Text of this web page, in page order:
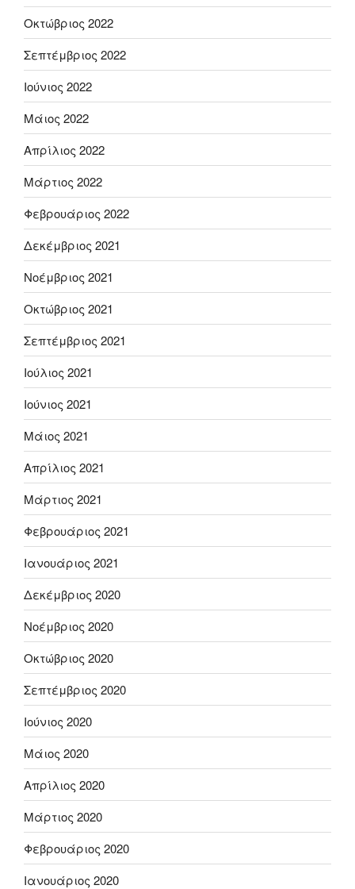
Οκτώβριος 2022
Σεπτέμβριος 2022
Ιούνιος 2022
Μάιος 2022
Απρίλιος 2022
Μάρτιος 2022
Φεβρουάριος 2022
Δεκέμβριος 2021
Νοέμβριος 2021
Οκτώβριος 2021
Σεπτέμβριος 2021
Ιούλιος 2021
Ιούνιος 2021
Μάιος 2021
Απρίλιος 2021
Μάρτιος 2021
Φεβρουάριος 2021
Ιανουάριος 2021
Δεκέμβριος 2020
Νοέμβριος 2020
Οκτώβριος 2020
Σεπτέμβριος 2020
Ιούνιος 2020
Μάιος 2020
Απρίλιος 2020
Μάρτιος 2020
Φεβρουάριος 2020
Ιανουάριος 2020